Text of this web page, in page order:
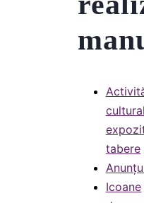
tabere
Icoane